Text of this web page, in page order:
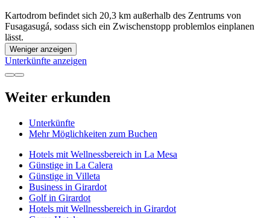
Kartodrom befindet sich 20,3 km außerhalb des Zentrums von
Fusagasugá, sodass sich ein Zwischenstopp problemlos einplanen
lässt.
Weniger anzeigen
Unterkünfte anzeigen
Weiter erkunden
Unterkünfte
Mehr Möglichkeiten zum Buchen
Hotels mit Wellnessbereich in La Mesa
Günstige in La Calera
Günstige in Villeta
Business in Girardot
Golf in Girardot
Hotels mit Wellnessbereich in Girardot